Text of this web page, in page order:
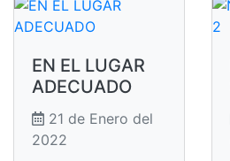
EN EL LUGAR
ADECUADO
21 de Enero del
2022